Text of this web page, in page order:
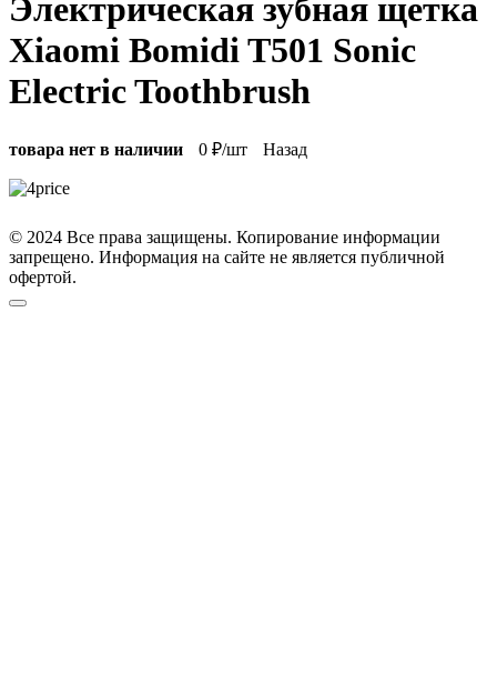
Электрическая зубная щетка
Xiaomi Bomidi T501 Sonic
Electric Toothbrush
товара нет в наличии 0 ₽/шт Назад
© 2024 Все права защищены. Копирование информации
запрещено. Информация на сайте не является публичной
офертой.